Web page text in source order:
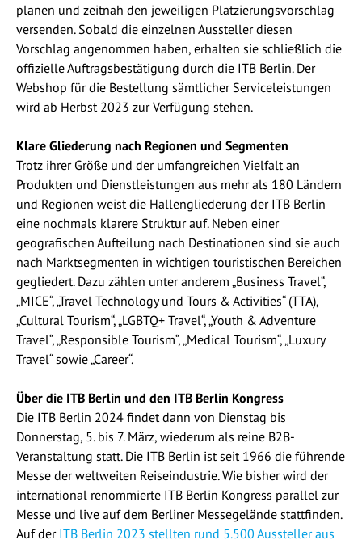
planen und zeitnah den jeweiligen Platzierungsvorschlag
versenden. Sobald die einzelnen Aussteller diesen
Vorschlag angenommen haben, erhalten sie schließlich die
offizielle Auftragsbestätigung durch die ITB Berlin. Der
Webshop für die Bestellung sämtlicher Serviceleistungen
wird ab Herbst 2023 zur Verfügung stehen.
Klare Gliederung nach Regionen und Segmenten
Trotz ihrer Größe und der umfangreichen Vielfalt an
Produkten und Dienstleistungen aus mehr als 180 Ländern
und Regionen weist die Hallengliederung der ITB Berlin
eine nochmals klarere Struktur auf. Neben einer
geografischen Aufteilung nach Destinationen sind sie auch
nach Marktsegmenten in wichtigen touristischen Bereichen
gegliedert. Dazu zählen unter anderem „Business Travel“,
„MICE“, „Travel Technology und Tours & Activities“ (TTA),
„Cultural Tourism“, „LGBTQ+ Travel“, „Youth & Adventure
Travel“, „Responsible Tourism“, „Medical Tourism“, „Luxury
Travel“ sowie „Career“.
Über die ITB Berlin und den ITB Berlin Kongress
Die ITB Berlin 2024 findet dann von Dienstag bis
Donnerstag, 5. bis 7. März, wiederum als reine B2B-
Veranstaltung statt. Die ITB Berlin ist seit 1966 die führende
Messe der weltweiten Reiseindustrie. Wie bisher wird der
international renommierte ITB Berlin Kongress parallel zur
Messe und live auf dem Berliner Messegelände stattfinden.
Auf der ITB Berlin 2023 stellten rund 5.500 Aussteller aus